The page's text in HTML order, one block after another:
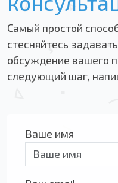
Самый простой
стесняйтесь
обсуждение вашего
следующий шаг,
Ваше имя